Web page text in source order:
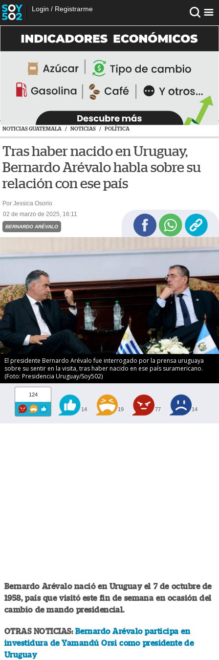
Login / Registrarme
NOTICIAS GUATEMALA / NOTICIAS / POLÍTICA
Tras haber nacido en Uruguay,
Bernardo Arévalo habla sobre su
relación con ese país
Por Jessica Osorio
02 de marzo de 2025, 16:11
BERNARDO ARÉVALO
El presidente Bernardo Arévalo fue interrogado por la prensa uruguaya
sobre su sentir en la visita, tras haber nacido en ese país suramericano.
(Foto: Presidencia Uruguay/Soy502)
124
14 19 77 14
Bernardo Arévalo nació en Uruguay el 7 de octubre de
1958, país que visitó este fin de semana en ocasión del
cambio de mando presidencial.
OTRAS NOTICIAS: Bernardo Arévalo participa en
investidura de Yamandú Orsi como presidente de
Uruguay